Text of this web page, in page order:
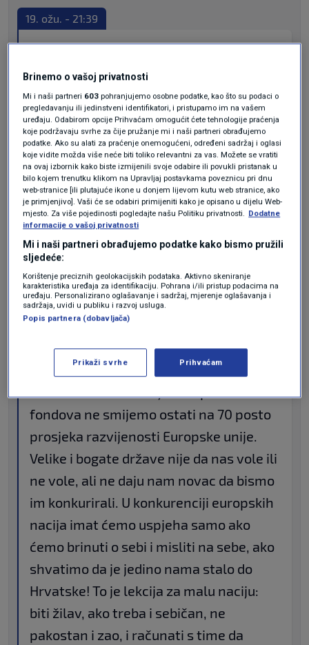
19. ožu. - 21:39
Milanović se oglasio na Fejsu
PredsjednikZoran Milanovićkoji se
deklarirao kao premijerski kandidat
oglasio se na Facebooku. Objavu je
posvetio EU fondovima i poručio da
njihovo vrijeme prolazi te da Hrvatska
"mora naći svoje mjesto pod suncem".
"Ne smijemo se zadovoljiti dosadašnjim
korištenjem europskih fondova,
moramo biti bolji u korištenju tog novca.
Treba uzeti svaki euro jer novac iz
biti još dugo.
fondova ne smijemo ostati na 70 posto
prosjeka razvijenosti Europske unije.
Velike i bogate države nije da nas vole ili
ne vole, ali ne daju nam novac da bismo
im konkurirali. U konkurenciji europskih
nacija imat ćemo uspjeha samo ako
ćemo brinuti o sebi i misliti na sebe, ako
shvatimo da je jedino nama stalo do
Hrvatske! To je lekcija za malu naciju:
biti žilav, ako treba i sebičan, ne
pakostan i zao, i računati s time da
Brinemo o vašoj privatnosti
Mi i naši partneri 603 pohranjujemo osobne podatke, kao što su podaci o
pregledavanju ili jedinstveni identifikatori, i pristupamo im na vašem
uređaju. Odabirom opcije Prihvaćam omogućit ćete tehnologije praćenja
koje podržavaju svrhe za čije pružanje mi i naši partneri obrađujemo
podatke. Ako su alati za praćenje onemogućeni, određeni sadržaj i oglasi
koje vidite možda više neće biti toliko relevantni za vas. Možete se vratiti
na ovaj izbornik kako biste izmijenili svoje odabire ili povukli pristanak u
bilo kojem trenutku klikom na Upravljaj postavkama poveznicu pri dnu
web-stranice [ili plutajuće ikone u donjem lijevom kutu web stranice, ako
je primjenjivo]. Vaši će se odabiri primijeniti kako je opisano u dijelu Web-
mjesto. Za više pojedinosti pogledajte našu Politiku privatnosti. Dodatne
informacije o vašoj privatnosti
Mi i naši partneri obrađujemo podatke kako bismo pružili
sljedeće:
Korištenje preciznih geolokacijskih podataka. Aktivno skeniranje
karakteristika uređaja za identifikaciju. Pohrana i/ili pristup podacima na
uređaju. Personalizirano oglašavanje i sadržaj, mjerenje oglašavanja i
sadržaja, uvidi u publiku i razvoj usluga.
Popis partnera (dobavljača)
Prikaži svrhe Prihvaćam